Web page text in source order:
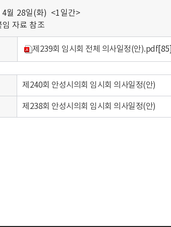
4월 28일(화) <1일간>
자료 참조
제239회 임시회 전체 의사일정(안).pdf[85]
제240회 안성시의회 임시회 의사일정(안)
제238회 안성시의회 임시회 의사일정(안)